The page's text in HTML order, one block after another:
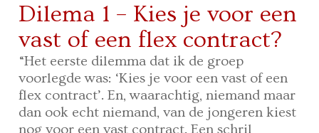
Dilema 1 – Kies je voor een
vast of een flex contract?
“Het eerste dilemma dat ik de groep
voorlegde was: ‘Kies je voor een vast of een
flex contract’. En, waarachtig, niemand maar
dan ook echt niemand, van de jongeren kiest
nog voor een vast contract. Een schril